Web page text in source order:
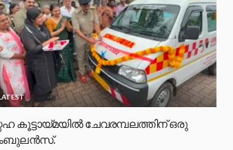
കൂട്ടായ്മയിൽ ചേവരമ്പലത്തിന് ഒരു